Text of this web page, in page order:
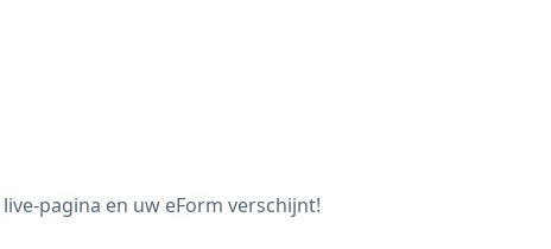
pagina en uw eForm verschijnt!